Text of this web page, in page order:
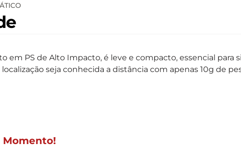
em PS de Alto Impacto, é leve e compacto, essencial para
seja conhecida a distância com apenas 10g de
Momento!